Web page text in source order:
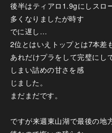
後半はティアロ1.9gにしスロ
多くなりましたが時す
でに遅し…
2位とはいえトップとは7本
あれだけプラをして完璧にし
しまい詰めの甘さを感
じました。
まだまだです。
ですが来週東山湖で最後の地